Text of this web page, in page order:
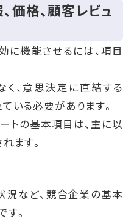
価格、顧客レビュ
に機能させるには、項目
、意思決定に直結する
いる必要があります。
トの基本項目は、主に以
ます。
況など、競合企業の基本
。